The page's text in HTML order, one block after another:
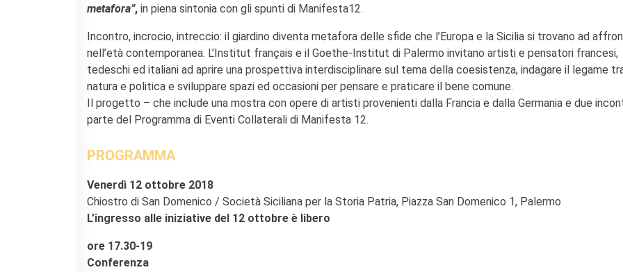
RECHERCHER
metafora”, in piena sintonia con gli spunti di Manifesta12.
Incontro, incrocio, intreccio: il giardino diventa metafora delle sfide che l’Europa e la Sicilia si trovano ad
nell’età contemporanea. L’Institut français e il Goethe-Institut di Palermo invitano artisti e pensatori francesi,
tedeschi ed italiani ad aprire una prospettiva interdisciplinare sul tema della coesistenza, indagare il legame
natura e politica e sviluppare spazi ed occasioni per pensare e praticare il bene comune.
Il progetto – che include una mostra con opere di artisti provenienti dalla Francia e dalla Germania e due
parte del Programma di Eventi Collaterali di Manifesta 12.
PROGRAMMA
Venerdì 12 ottobre 2018
Chiostro di San Domenico / Società Siciliana per la Storia Patria, Piazza San Domenico 1, Palermo
L’ingresso alle iniziative del 12 ottobre è libero
ore 17.30-19
Conferenza